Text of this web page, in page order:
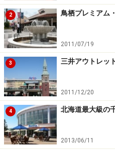
2 鳥栖プレミアム
2011/07/19
3 三井アウトレッ
2011/12/20
4 北海道最大級の
2013/06/11